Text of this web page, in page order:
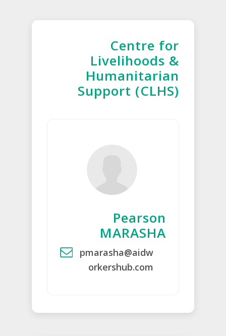
Centre for
Livelihoods &
Humanitarian
Support (CLHS)
Pearson
MARASHA
pmarasha@aidw
orkershub.com